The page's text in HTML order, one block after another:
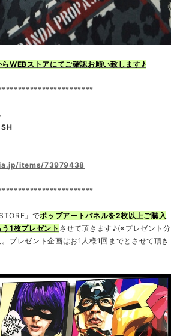
WEBストアにてご確認お願い致します♪
items/73979438
」でポップアートパネルを2枚以上ご購入
1枚プレゼント させて頂きます♪(※プレゼント分
プレゼント企画はお1人様1回までとさせて頂き